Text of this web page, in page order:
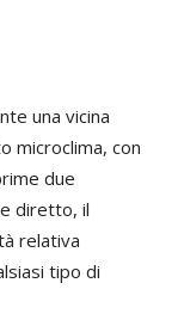
una vicina
microclima, con
due
diretto, il
relativa
tipo di